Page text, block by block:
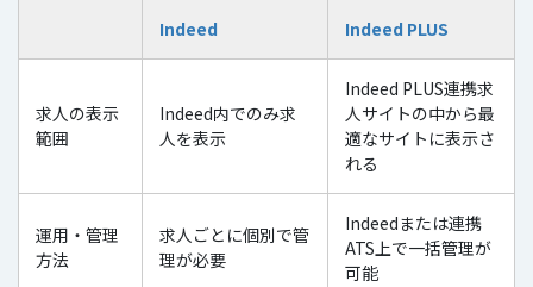
Indeed Indeed PLUS
求人の表示
範囲
Indeed内でのみ求
人を表示
Indeed PLUS連携求
人サイトの中から最
適なサイトに表示さ
れる
運用・管理
方法
求人ごとに個別で管
理が必要
Indeedまたは連携
ATS上で一括管理が
可能